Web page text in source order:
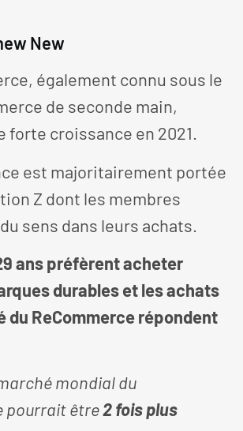
New
également connu sous le
de seconde main,
forte croissance en 2021.
est majoritairement portée
Z dont les membres
sens dans leurs achats.
ans préfèrent acheter
durables et les achats
du ReCommerce répondent
mondial du
pourrait être2 fois plus